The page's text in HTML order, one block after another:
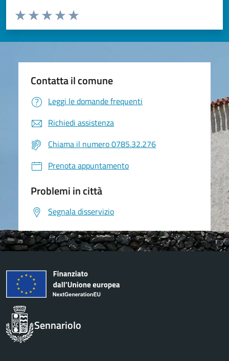
Valuta da 1 a 5 stelle la pagina
Valuta 5 stelle su 5
Valuta 4 stelle su 5
Valuta 3 stelle su 5
Valuta 2 stelle su 5
Valuta 1 stelle su 5
Contatta il comune
Leggi le domande frequenti
Richiedi assistenza
Chiama il numero 0785.32.276
Prenota appuntamento
Problemi in città
Segnala disservizio
Sennariolo